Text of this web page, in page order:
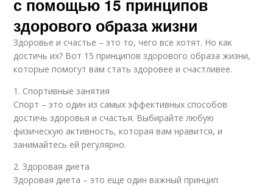
с помощью 15 принципов
здорового образа жизни
Здоровье и счастье – это то, чего все хотят. Но как
достичь их? Вот 15 принципов здорового образа жизни,
которые помогут вам стать здоровее и счастливее.
1. Спортивные занятия
Спорт – это один из самых эффективных способов
достичь здоровья и счастья. Выбирайте любую
физическую активность, которая вам нравится, и
занимайтесь ей регулярно.
2. Здоровая диета
Здоровая диета – это еще один важный принцип